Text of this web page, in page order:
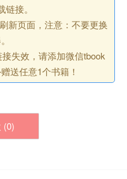
接。
新页面，注意：不要更换
失效，请添加微信tbook
送任意1个书籍！
(0)